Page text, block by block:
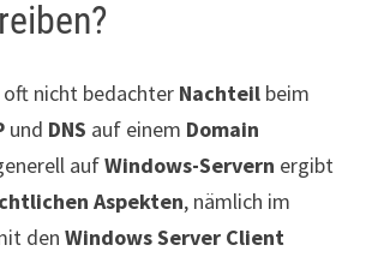
nicht bedachter Nachteil beim
und DNS auf einem Domain
aufWindows-Servern ergibt
Aspekten, nämlich im
den Windows Server Client